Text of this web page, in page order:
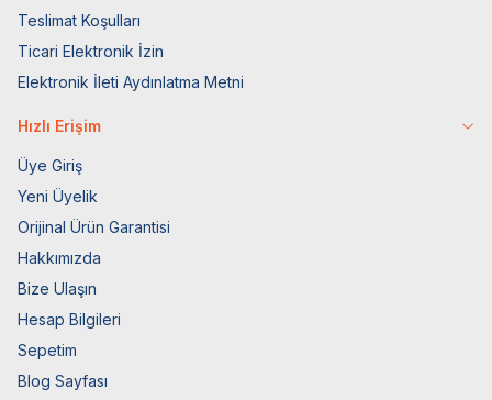
Teslimat Koşulları
Ticari Elektronik İzin
Elektronik İleti Aydınlatma Metni
Hızlı Erişim
Üye Giriş
Yeni Üyelik
Orijinal Ürün Garantisi
Hakkımızda
Bize Ulaşın
Hesap Bilgileri
Sepetim
Blog Sayfası